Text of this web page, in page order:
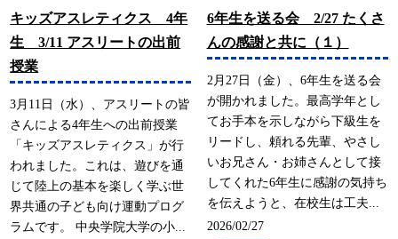
キッズアスレティクス 4年
生 3/11 アスリートの出前
授業
3月11日（水）、アスリートの皆
さんによる4年生への出前授業
「キッズアスレティクス」が行
われました。これは、遊びを通
じて陸上の基本を楽しく学ぶ世
界共通の子ども向け運動プログ
ラムです。 中央学院大学の小...
6年生を送る会 2/27 たくさ
んの感謝と共に（１）
2月27日（金）、6年生を送る会
が開かれました。最高学年とし
てお手本を示しながら下級生を
リードし、頼れる先輩、やさし
いお兄さん・お姉さんとして接
してくれた6年生に感謝の気持ち
を伝えようと、在校生は工夫...
2026/02/27